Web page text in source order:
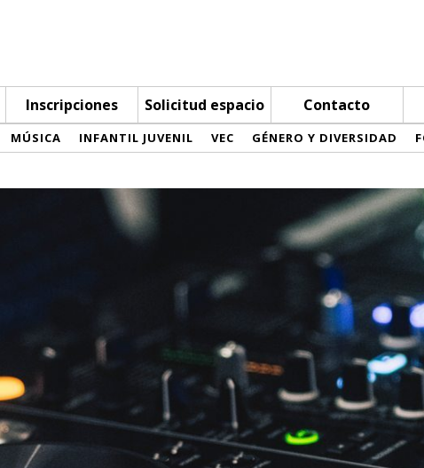
Inscripciones Solicitud espacio Contacto
MÚSICA INFANTIL JUVENIL VEC GÉNERO Y DIVERSIDAD